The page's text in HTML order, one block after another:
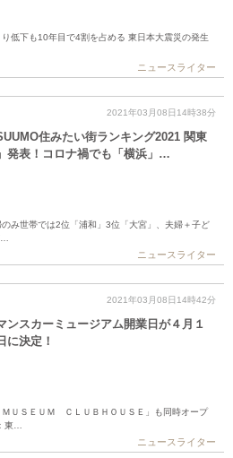
り低下も10年目で4割を占める 東日本大震災の発生
ニュースライター
2021年03月08日14時38分
住みたい街ランキング2021 関東
発表！コロナ禍でも「横浜」…
み世帯では2位「浦和」3位「大宮」、夫婦＋子ど
ニュースライター
2021年03月08日14時42分
ンスカーミュージアム開業日が４月１
に決定！
ＵＳＥＵＭ ＣＬＵＢＨＯＵＳＥ」も同時オープ
東…
ニュースライター